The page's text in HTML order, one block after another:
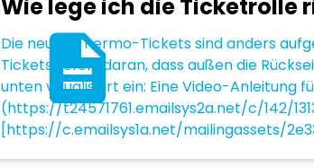
Wie lege ich die Ticketrolle
Die neuen Thermo-Tickets sind anders
Tickets sofort daran, dass außen die
unten visualisiert ein: Eine Video-Anleitung
(https://t24571761.emailsys2a.net/c/142/
[https://c.emailsys1a.net/mailingassets/